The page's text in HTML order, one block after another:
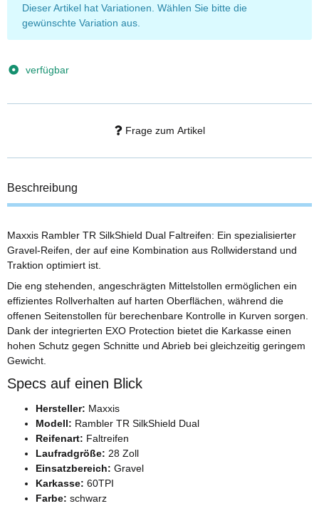
x
Dieser Artikel hat Variationen. Wählen Sie bitte die
gewünschte Variation aus.
verfügbar
Frage zum Artikel
Beschreibung
Maxxis Rambler TR SilkShield Dual Faltreifen: Ein spezialisierter
Gravel-Reifen, der auf eine Kombination aus Rollwiderstand und
Traktion optimiert ist.
Die eng stehenden, angeschrägten Mittelstollen ermöglichen ein
effizientes Rollverhalten auf harten Oberflächen, während die
offenen Seitenstollen für berechenbare Kontrolle in Kurven sorgen.
Dank der integrierten EXO Protection bietet die Karkasse einen
hohen Schutz gegen Schnitte und Abrieb bei gleichzeitig geringem
Gewicht.
Specs auf einen Blick
Hersteller: Maxxis
Modell: Rambler TR SilkShield Dual
Reifenart: Faltreifen
Laufradgröße: 28 Zoll
Einsatzbereich: Gravel
Karkasse: 60TPI
Farbe: schwarz